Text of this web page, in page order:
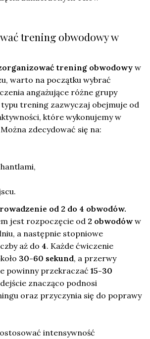
trening obwodowy w
trening obwodowyw
warto na początku wybrać
angażujące różne grupy
typu trening zazwyczaj obejmuje od
które wykonujemy w
zdecydować się na:
od 2 do 4 obwodów.
jest rozpoczęcie od 2 obwodów w
a następnie stopniowe
aż do 4. Każde ćwiczenie
30-60 sekund, a przerwy
powinny przekraczać15-30
znacząco podnosi
oraz przyczynia się do poprawy
intensywność